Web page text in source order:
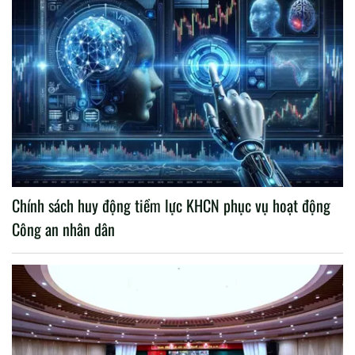
Chính sách huy động tiềm lực KHCN phục vụ hoạt động
Công an nhân dân